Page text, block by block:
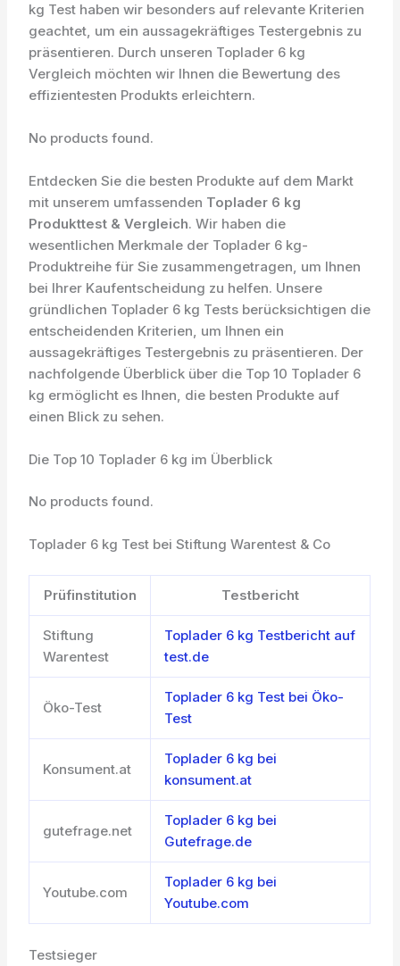
kg Test haben wir besonders auf relevante Kriterien
geachtet, um ein aussagekräftiges Testergebnis zu
präsentieren. Durch unseren Toplader 6 kg
Vergleich möchten wir Ihnen die Bewertung des
effizientesten Produkts erleichtern.
No products found.
Entdecken Sie die besten Produkte auf dem Markt
mit unserem umfassenden Toplader 6 kg
Produkttest & Vergleich. Wir haben die
wesentlichen Merkmale der Toplader 6 kg-
Produktreihe für Sie zusammengetragen, um Ihnen
bei Ihrer Kaufentscheidung zu helfen. Unsere
gründlichen Toplader 6 kg Tests berücksichtigen die
entscheidenden Kriterien, um Ihnen ein
aussagekräftiges Testergebnis zu präsentieren. Der
nachfolgende Überblick über die Top 10 Toplader 6
kg ermöglicht es Ihnen, die besten Produkte auf
einen Blick zu sehen.
Die Top 10 Toplader 6 kg im Überblick
No products found.
Toplader 6 kg Test bei Stiftung Warentest & Co
Prüfinstitution Testbericht
Stiftung
Warentest
Toplader 6 kg Testbericht auf
test.de
Öko-Test
Toplader 6 kg Test bei Öko-
Test
Konsument.at
Toplader 6 kg bei
konsument.at
gutefrage.net
Toplader 6 kg bei
Gutefrage.de
Youtube.com
Toplader 6 kg bei
Youtube.com
Testsieger